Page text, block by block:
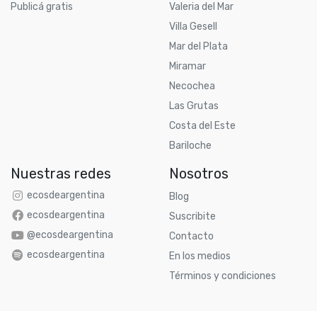
Publicá gratis
Valeria del Mar
Villa Gesell
Mar del Plata
Miramar
Necochea
Las Grutas
Costa del Este
Bariloche
Nuestras redes
ecosdeargentina
ecosdeargentina
@ecosdeargentina
ecosdeargentina
Nosotros
Blog
Suscribite
Contacto
En los medios
Términos y condiciones